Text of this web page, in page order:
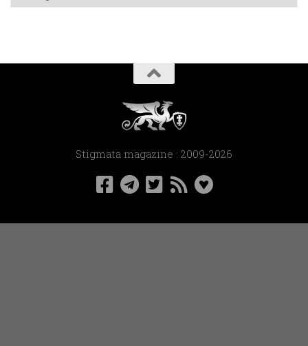
Stigmata magazine : 2009-2026